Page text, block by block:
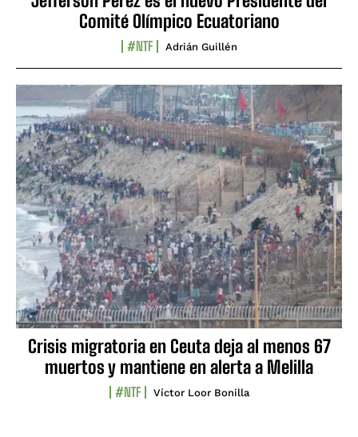
Comité Olímpico Ecuatoriano
#NTF Adrián Guillén
Crisis migratoria en Ceuta deja al menos 67
muertos y mantiene en alerta a Melilla
#NTF Víctor Loor Bonilla